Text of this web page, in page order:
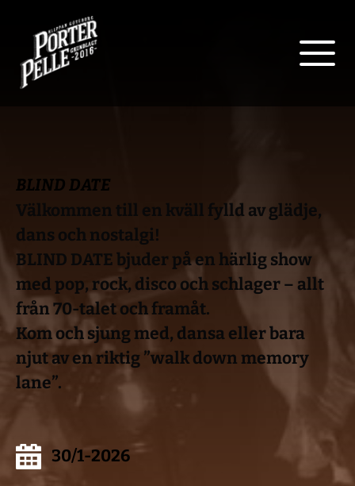
BLIND DATE
Välkommen till en kväll fylld av glädje,
dans och nostalgi!
BLIND DATE bjuder på en härlig show
med pop, rock, disco och schlager – allt
från 70-talet och framåt.
Kom och sjung med, dansa eller bara
njut av en riktig ”walk down memory
lane”.
30/1-2026